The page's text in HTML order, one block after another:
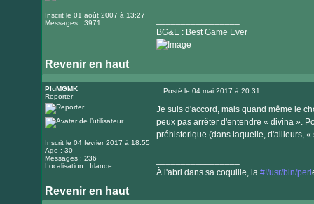
Inscrit le 01 août 2007 à 13:27
Messages : 3971
BG&E :Best Game Ever
Revenir en haut
le
internet
PluMGMK
Reporter
Inscrit le 04 février 2017 à 18:55
Age : 30
Messages : 236
Localisation : Irlande
Posté le 04 mai 2017 à 20:31
Je suis d'accord, mais quand même le
peux pas arrêter d'entendre « divina ».
préhistorique (dans laquelle, d'ailleurs,
À l'abri dans sa coquille, la #!/usr/bin/perl
Revenir en haut